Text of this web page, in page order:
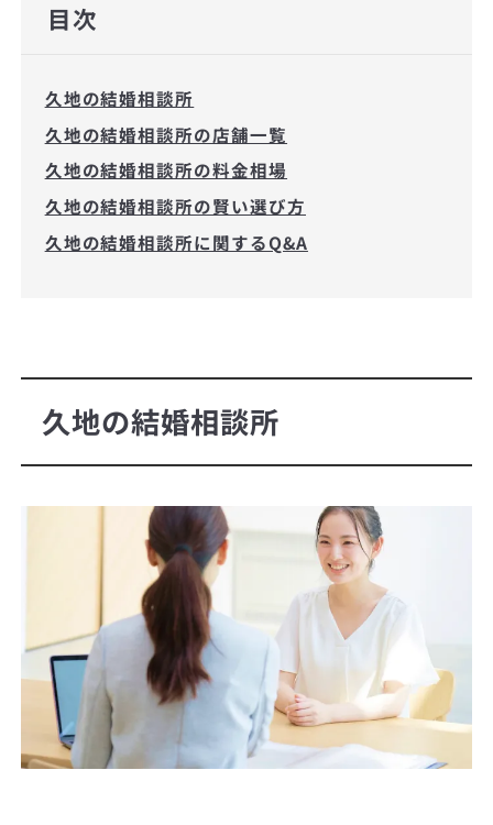
目次
久地の結婚相談所
久地の結婚相談所の店舗一覧
久地の結婚相談所の料金相場
久地の結婚相談所の賢い選び方
久地の結婚相談所に関するQ&A
久地の結婚相談所